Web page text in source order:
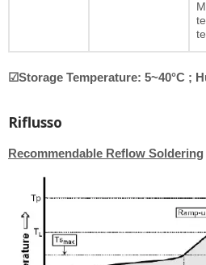
☑Storage Temperature: 5~40°C ;
Riflusso
Recommendable Reflow Soldering